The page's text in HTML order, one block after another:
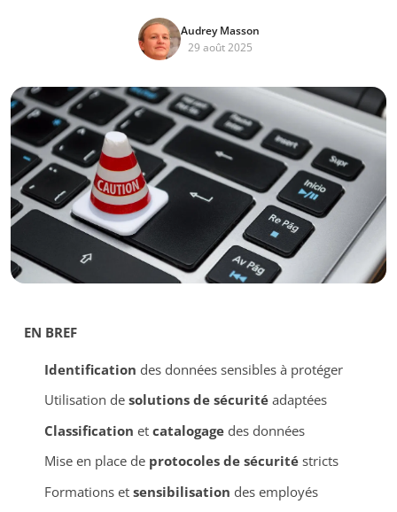
Audrey Masson
29 août 2025
EN BREF
Identification des données sensibles à protéger
Utilisation de solutions de sécuritéadaptées
Classification et catalogagedes données
Mise en place de protocoles de sécuritéstricts
Formations et sensibilisation des employés